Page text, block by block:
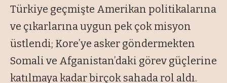
Türkiye geçmişte Amerikan politikalarına
ve çıkarlarına uygun pek çok misyon
üstlendi; Kore’ye asker göndermekten
Somali ve Afganistan’daki görev güçlerine
katılmaya kadar birçok sahada rol aldı.